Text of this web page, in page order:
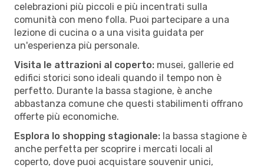
celebrazioni più piccoli e più incentrati sulla
comunità con meno folla. Puoi partecipare a una
lezione di cucina o a una visita guidata per
un'esperienza più personale.
Visita le attrazioni al coperto: musei, gallerie ed
edifici storici sono ideali quando il tempo non è
perfetto. Durante la bassa stagione, è anche
abbastanza comune che questi stabilimenti offrano
offerte più economiche.
Esplora lo shopping stagionale: la bassa stagione è
anche perfetta per scoprire i mercati locali al
coperto, dove puoi acquistare souvenir unici,